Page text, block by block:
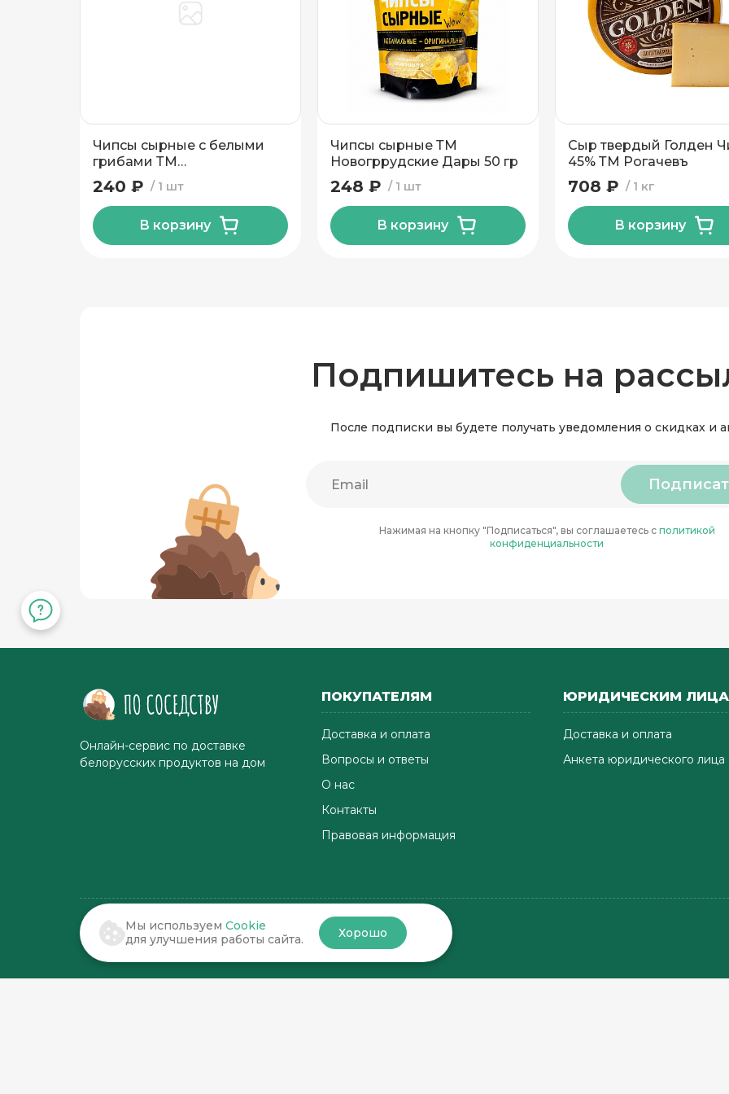
45
Пластиковый контейнер
Чипсы сырные с белыми
грибами ТМ
Новогррудские Дары 50 гр
1 шт
240 ₽
В корзину
Чипсы сырные ТМ
Новогррудские Дары 50 гр
1 шт
248 ₽
В корзину
Сыр твердый Голден
45% ТМ Рогачевъ
1 кг
708 ₽
В корзину
Подпишитесь на
После подписки вы будете получать уведомления о скидках и
Нажимая на кнопку "Подписаться", вы соглашаетесь с политикой
конфиденциальности
Онлайн-сервис по доставке
белорусских продуктов на дом
ПОКУПАТЕЛЯМ
Доставка и оплата
Вопросы и ответы
О нас
Контакты
Правовая информация
ЮРИДИЧЕСКИМ
Доставка и оплата
Анкета юридического лица
© 2022-2026 . По соседству
Мы используем Cookie
для улучшения работы сайта.
Хорошо
Подтвердить адрес